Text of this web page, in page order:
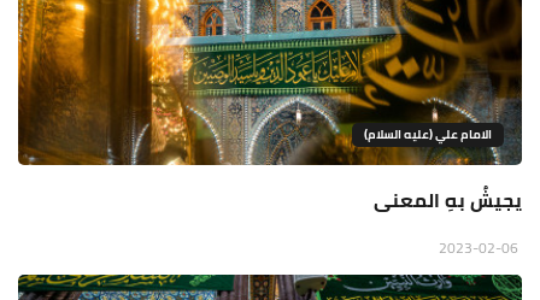
الامام علي (عليه السلام)
يجيشُ بهِ المعنى